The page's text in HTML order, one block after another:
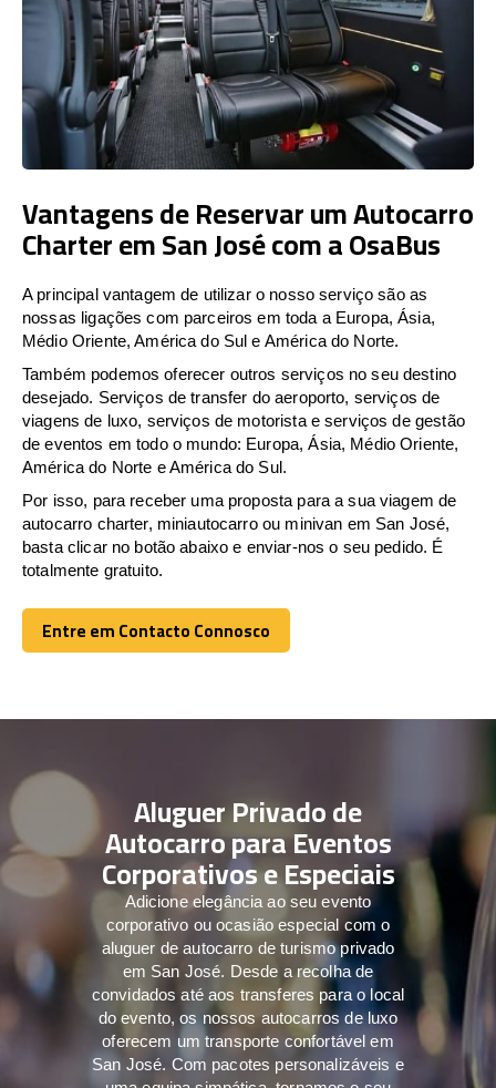
Vantagens de Reservar um Autocarro
Charter em San José com a OsaBus
A principal vantagem de utilizar o nosso serviço são as
nossas ligações com parceiros em toda a Europa, Ásia,
Médio Oriente, América do Sul e América do Norte.
Também podemos oferecer outros serviços no seu destino
desejado. Serviços de transfer do aeroporto, serviços de
viagens de luxo, serviços de motorista e serviços de gestão
de eventos em todo o mundo: Europa, Ásia, Médio Oriente,
América do Norte e América do Sul.
Por isso, para receber uma proposta para a sua viagem de
autocarro charter, miniautocarro ou minivan em San José,
basta clicar no botão abaixo e enviar-nos o seu pedido. É
totalmente gratuito.
Entre em Contacto Connosco
Entre em Contacto Connosco
Aluguer Privado de
Autocarro para Eventos
Corporativos e Especiais
Adicione elegância ao seu evento
corporativo ou ocasião especial com o
aluguer de autocarro de turismo privado
em San José. Desde a recolha de
convidados até aos transferes para o local
do evento, os nossos autocarros de luxo
oferecem um transporte confortável em
San José. Com pacotes personalizáveis e